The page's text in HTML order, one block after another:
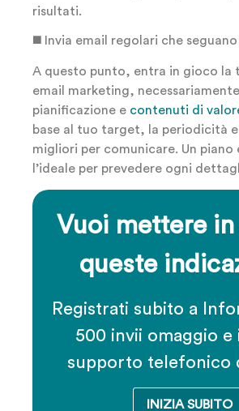
risultati.
◼️ Invia email regolari che
A questo punto, entra in gioco la
email marketing,
pianificazione e contenuti di
base al tuo target, la periodicità
migliori per comunicare. Un piano
l’ideale per prevedere ogni
Vuoi mettere
queste
Registrati subito a
500 invii omaggio e
supporto telefonico
INIZIA SUBITO